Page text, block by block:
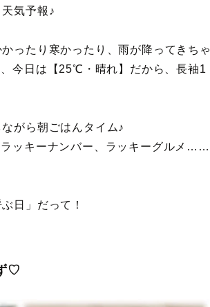
気予報♪
ったり寒かったり、雨が降ってきちゃ
今日は【25℃・晴れ】だから、長袖1
がら朝ごはんタイム♪
ッキーナンバー、ラッキーグルメ……
日」だって！
♡